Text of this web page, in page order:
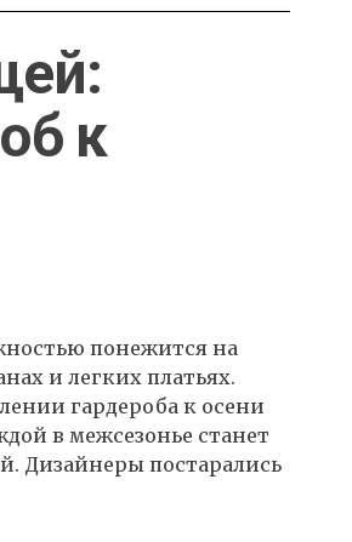
к
понежится на
и легких платьях.
гардероба к осени
в межсезонье станет
Дизайнеры постарались